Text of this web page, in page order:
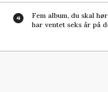
Fem album, du skal
har ventet seks år på